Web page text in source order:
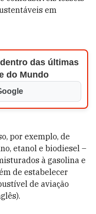
em
das últimas
do Mundo
por exemplo, de
etanol e biodiesel –
à gasolina e
de estabelecer
de aviação